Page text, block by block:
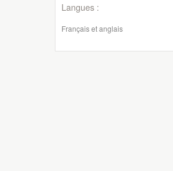
Langues :
Français et anglais